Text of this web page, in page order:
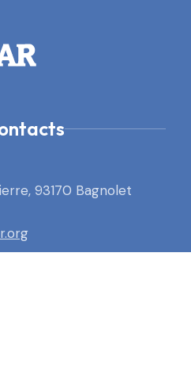
93170 Bagnolet